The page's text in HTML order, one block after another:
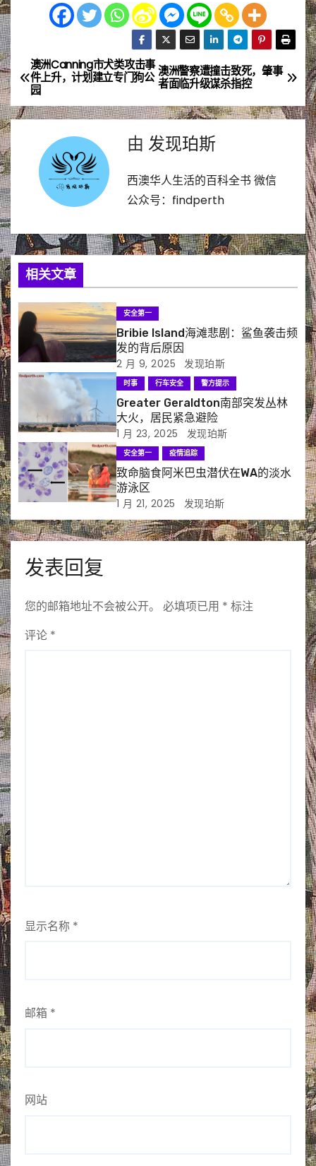
文
章
航
澳洲警察遭撞击致死，肇事
者面临升级谋杀指控
澳洲Canning市犬类攻击事
件上升，计划建立专门狗公
园
由 发现珀斯
西澳华人生活的百科全书 微信
公众号：findperth
相关文章
安全第一
Bribie Island海滩悲剧：鲨鱼袭击频
发的背后原因
2 月 9, 2025 发现珀斯
时事 行车安全 警方提示
Greater Geraldton南部突发丛林
大火，居民紧急避险
1 月 23, 2025 发现珀斯
安全第一 疫情追踪
致命脑食阿米巴虫潜伏在WA的淡水
游泳区
1 月 21, 2025 发现珀斯
发表回复
您的邮箱地址不会被公开。 必填项已用 * 标注
评论 *
显示名称 *
邮箱 *
网站